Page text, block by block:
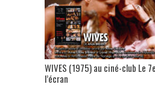
WIVES (1975) au ciné-club Le
l’écran